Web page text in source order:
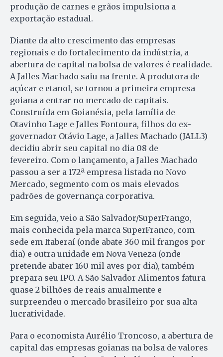
produção de carnes e grãos impulsiona a
exportação estadual.
Diante da alto crescimento das empresas
regionais e do fortalecimento da indústria, a
abertura de capital na bolsa de valores é realidade.
A Jalles Machado saiu na frente. A produtora de
açúcar e etanol, se tornou a primeira empresa
goiana a entrar no mercado de capitais.
Construída em Goianésia, pela família de
Otavinho Lage e Jalles Fontoura, filhos do ex-
governador Otávio Lage, a Jalles Machado (JALL3)
decidiu abrir seu capital no dia 08 de
fevereiro. Com o lançamento, a Jalles Machado
passou a ser a 172ª empresa listada no Novo
Mercado, segmento com os mais elevados
padrões de governança corporativa.
Em seguida, veio a São Salvador/SuperFrango,
mais conhecida pela marca SuperFranco, com
sede em Itaberaí (onde abate 360 mil frangos por
dia) e outra unidade em Nova Veneza (onde
pretende abater 160 mil aves por dia), também
prepara seu IPO. A São Salvador Alimentos fatura
quase 2 bilhões de reais anualmente e
surpreendeu o mercado brasileiro por sua alta
lucratividade.
Para o economista Aurélio Troncoso, a abertura de
capital das empresas goianas na bolsa de valores